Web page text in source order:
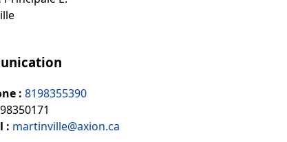
: 8198355390
: martinville@axion.ca